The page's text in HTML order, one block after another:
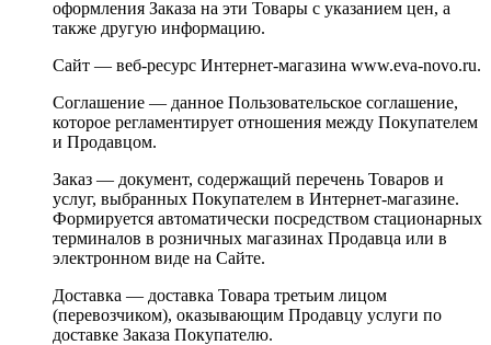
оформления Заказа на эти Товары с указанием цен, а
также другую информацию.
Сайт — веб-ресурс Интернет-магазина www.eva-novo.ru.
Соглашение — данное Пользовательское соглашение,
которое регламентирует отношения между Покупателем
и Продавцом.
Заказ — документ, содержащий перечень Товаров и
услуг, выбранных Покупателем в Интернет-магазине.
Формируется автоматически посредством стационарных
терминалов в розничных магазинах Продавца или в
электронном виде на Сайте.
Доставка — доставка Товара третьим лицом
(перевозчиком), оказывающим Продавцу услуги по
доставке Заказа Покупателю.